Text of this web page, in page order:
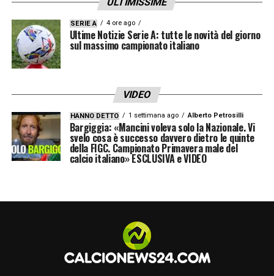
SERIE A 4 ore ago
Ultime Notizie Serie A: tutte le novità del giorno
sul massimo campionato italiano
VIDEO
HANNO DETTO 1 settimana ago Alberto Petrosilli
Bargiggia: «Mancini voleva solo la Nazionale. Vi
svelo cosa è successo davvero dietro le quinte
della FIGC. Campionato Primavera male del
calcio italiano» ESCLUSIVA e VIDEO